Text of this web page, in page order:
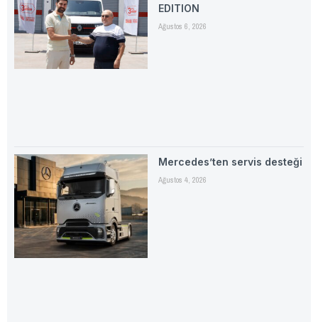
EDITION
Ağustos 6, 2026
Mercedes’ten servis desteği
Ağustos 4, 2026